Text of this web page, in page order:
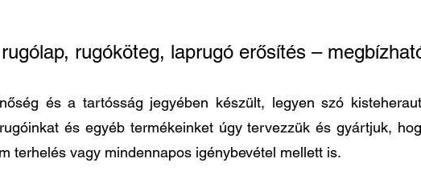
rugóköteg, laprugó erősítés –
és a tartósság jegyében készült, legyen szó
és egyéb termékeinket úgy tervezzük és gyártjuk,
terhelés vagy mindennapos igénybevétel mellett is.